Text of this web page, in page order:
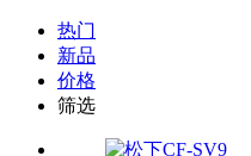
热门
新品
价格
筛选